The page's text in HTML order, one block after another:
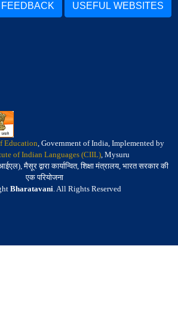
FEEDBACK USEFUL WEBSITES
Education, Government of India, Implemented by
of Indian Languages (CIIL), Mysuru
मैसूर द्वारा कार्यान्वित, शिक्षा मंत्रालय, भारत सरकार की
एक परियोजना
Bharatavani. All Rights Reserved